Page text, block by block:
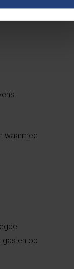
waarmee
gasten op